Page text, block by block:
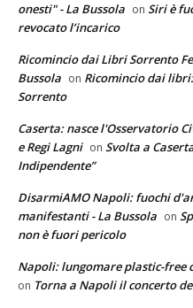
onesti" - La Bussola on Siri è
revocato l’incarico
Ricomincio dai Libri Sorrento
Bussola on Ricomincio dai
Sorrento
Caserta: nasce l'Osservatorio
e Regi Lagni on Svolta a
Indipendente”
DisarmiAMO Napoli: fuochi
manifestanti - La Bussola on
non è fuori pericolo
Napoli: lungomare plastic-free
on Torna a Napoli il concerto